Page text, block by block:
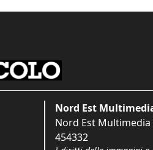
Nord Est
Nord Est Multimedia
454332